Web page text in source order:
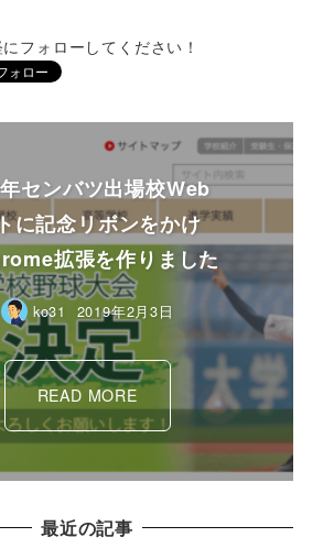
フォローしてください！
センバツ出場校Web
に記念リボンをかけ
拡張を作りました
ko31 2019年2月3日
READ MORE
最近の記事